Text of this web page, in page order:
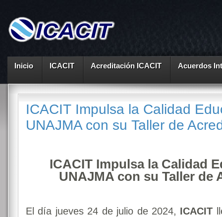
Inicio ICACIT Acreditación ICACIT Acuerdos
ICACIT Impulsa la Calidad
UNAJMA con su Taller de
ICACIT Impulsa la Calidad
UNAJMA con su Taller de
El día jueves 24 de julio de 2024, ICACIT